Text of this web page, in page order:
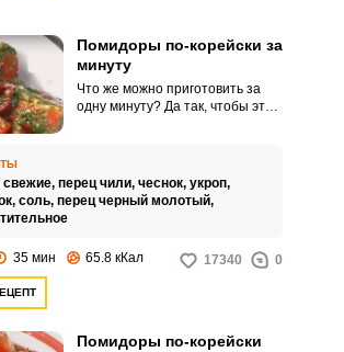
Помидоры по-корейски за
минуту
Что же можно приготовить за
одну минуту? Да так, чтобы это
меня всегда выручает –
помидоры по-корейски за
минуту.
перец чили, чеснок, укроп,
соль, перец черный молотый,
35 мин 65.8 кКал 17340 0
Помидоры по-корейски